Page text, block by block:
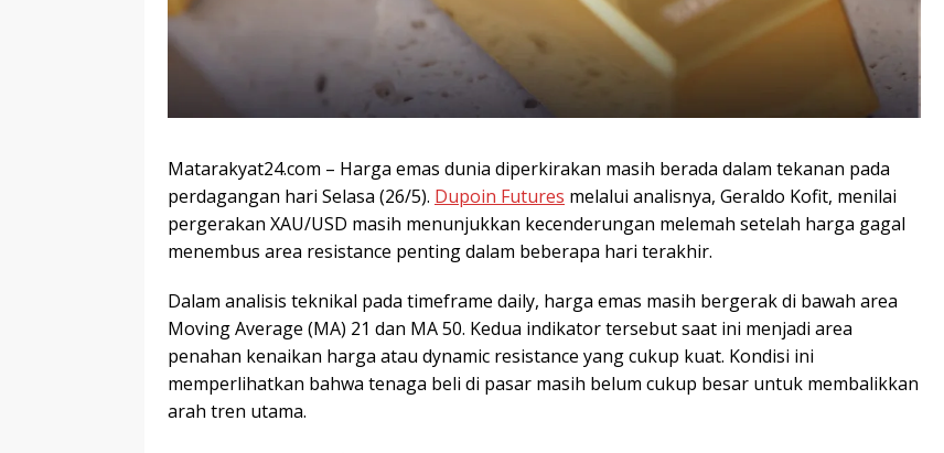
Matarakyat24.com – Harga emas dunia diperkirakan masih berada dalam tekanan pada
perdagangan hari Selasa (26/5). Dupoin Futures melalui analisnya, Geraldo Kofit, menilai
pergerakan XAU/USD masih menunjukkan kecenderungan melemah setelah harga gagal
menembus area resistance penting dalam beberapa hari terakhir.
Dalam analisis teknikal pada timeframe daily, harga emas masih bergerak di bawah area
Moving Average (MA) 21 dan MA 50. Kedua indikator tersebut saat ini menjadi area
penahan kenaikan harga atau dynamic resistance yang cukup kuat. Kondisi ini
memperlihatkan bahwa tenaga beli di pasar masih belum cukup besar untuk membalikkan
arah tren utama.